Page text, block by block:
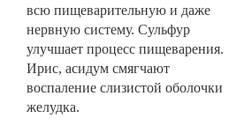
всю пищеварительную и даже
нервную систему. Сульфур
улучшает процесс пищеварения.
Ирис, асидум смягчают
воспаление слизистой оболочки
желудка.